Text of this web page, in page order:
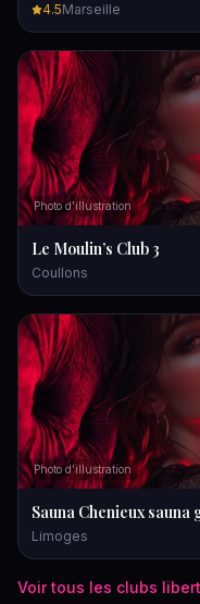
4.5Marseille
Photo d'illustration
Le Moulin’s Club 3
Coullons
Photo d'illustration
Sauna Chenieux sauna
Limoges
Voir tous les clubs